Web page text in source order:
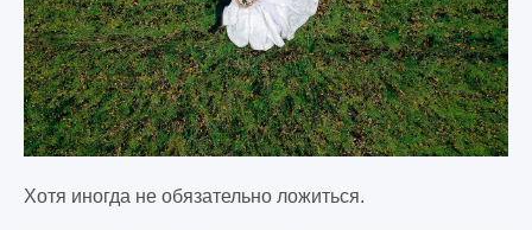
Хотя иногда не обязательно ложиться.